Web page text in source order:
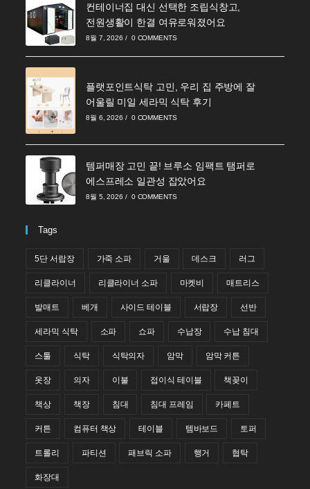
컨테이너집 대신 선택한 조립식창고,
전원생활이 한결 여유로워졌어요
8월 7, 2026 / 0 COMMENTS
플랫포인트식탁 고민, 우리 집 주방에 잘
어울릴 미일 세라믹 식탁 후기
8월 6, 2026 / 0 COMMENTS
템퍼매장 고민 끝! 브루소 임팩트 탬퍼로
에스프레소 일관성 잡았어요
8월 5, 2026 / 0 COMMENTS
Tags
5단 서랍장 가죽 소파 거울 데스크 러그
리클라이너 리클라이너 소파 마켓비 매트리스
발매트 베개 사이드 테이블 서랍장 선반
세라믹 식탁 소파 쇼파 수납장 수납 침대
스툴 식탁 식탁의자 암막 암막 커튼
옷장 의자 이불 접이식 테이블 책꽂이
책상 책장 침대 침대 프레임 카페트
커튼 컴퓨터 책상 테이블 템바보드 토퍼
트롤리 파티션 패브릭 소파 행거 협탁
화장대